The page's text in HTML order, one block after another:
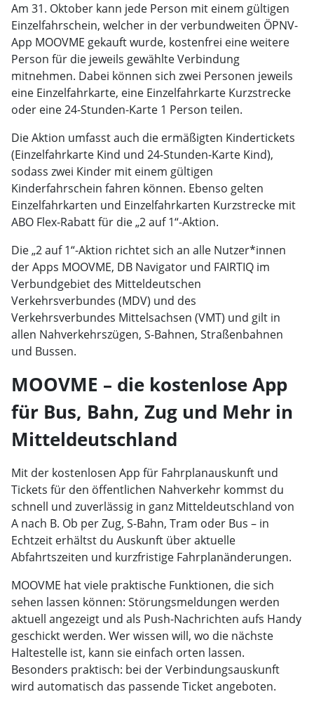
Am 31. Oktober kann jede Person mit einem gültigen
Einzelfahrschein, welcher in der verbundweiten ÖPNV-
App MOOVME gekauft wurde, kostenfrei eine weitere
Person für die jeweils gewählte Verbindung
mitnehmen. Dabei können sich zwei Personen jeweils
eine Einzelfahrkarte, eine Einzelfahrkarte Kurzstrecke
oder eine 24-Stunden-Karte 1 Person teilen.
Die Aktion umfasst auch die ermäßigten Kindertickets
(Einzelfahrkarte Kind und 24-Stunden-Karte Kind),
sodass zwei Kinder mit einem gültigen
Kinderfahrschein fahren können. Ebenso gelten
Einzelfahrkarten und Einzelfahrkarten Kurzstrecke mit
ABO Flex-Rabatt für die „2 auf 1“-Aktion.
Die „2 auf 1“-Aktion richtet sich an alle Nutzer*innen
der Apps MOOVME, DB Navigator und FAIRTIQ im
Verbundgebiet des Mitteldeutschen
Verkehrsverbundes (MDV) und des
Verkehrsverbundes Mittelsachsen (VMT) und gilt in
allen Nahverkehrszügen, S-Bahnen, Straßenbahnen
und Bussen.
MOOVME – die kostenlose App
für Bus, Bahn, Zug und Mehr in
Mitteldeutschland
Mit der kostenlosen App für Fahrplanauskunft und
Tickets für den öffentlichen Nahverkehr kommst du
schnell und zuverlässig in ganz Mitteldeutschland von
A nach B. Ob per Zug, S-Bahn, Tram oder Bus – in
Echtzeit erhältst du Auskunft über aktuelle
Abfahrtszeiten und kurzfristige Fahrplanänderungen.
MOOVME hat viele praktische Funktionen, die sich
sehen lassen können: Störungsmeldungen werden
aktuell angezeigt und als Push-Nachrichten aufs Handy
geschickt werden. Wer wissen will, wo die nächste
Haltestelle ist, kann sie einfach orten lassen.
Besonders praktisch: bei der Verbindungsauskunft
wird automatisch das passende Ticket angeboten.